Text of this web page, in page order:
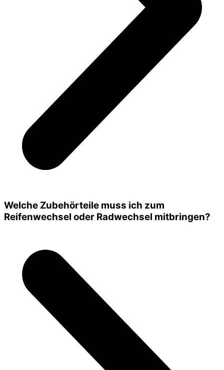
Welche Zubehörteile muss ich zum
Reifenwechsel oder Radwechsel mitbringen?